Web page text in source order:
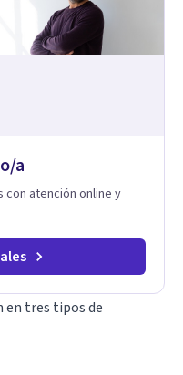
a
atención online y
en tres tipos de